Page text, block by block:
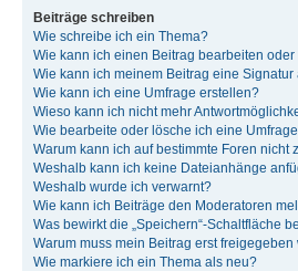
Beiträge schreiben
Wie schreibe ich ein Thema?
Wie kann ich einen Beitrag bearbeiten
Wie kann ich meinem Beitrag eine Signatur
Wie kann ich eine Umfrage erstellen?
Wieso kann ich nicht mehr
Wie bearbeite oder lösche ich eine
Warum kann ich auf bestimmte Foren nicht
Weshalb kann ich keine Dateianhänge
Weshalb wurde ich verwarnt?
Wie kann ich Beiträge den Moderatoren
Was bewirkt die „Speichern“-Schaltfläche
Warum muss mein Beitrag erst freigegeben
Wie markiere ich ein Thema als neu?